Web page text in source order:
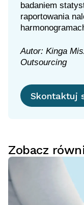
badaniem
raportowania
Autor: Kinga
Outsourcing
Skontaktuj
Zobacz